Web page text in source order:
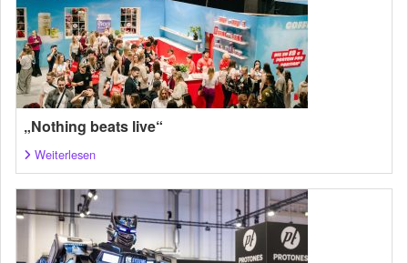
„Nothing beats live“
Weiterlesen